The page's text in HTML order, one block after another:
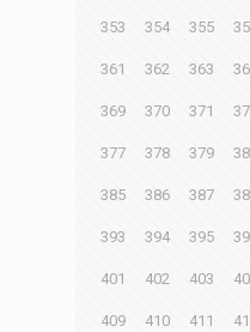
353 354 355
361 362 363
369 370 371
377 378 379
385 386 387
393 394 395
401 402 403
409 410 411